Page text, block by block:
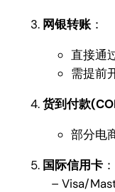
网银转账：
直接通
需提前
货到付款
部分电
国际信用卡 ：
– Visa/